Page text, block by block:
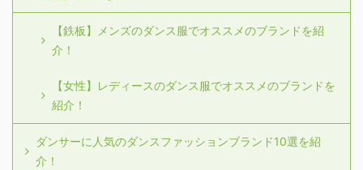
【鉄板】メンズのダンス服でオススメのブランドを紹
介！
【女性】レディースのダンス服でオススメのブランドを
紹介！
ダンサーに人気のダンスファッションブランド10選を紹
介！